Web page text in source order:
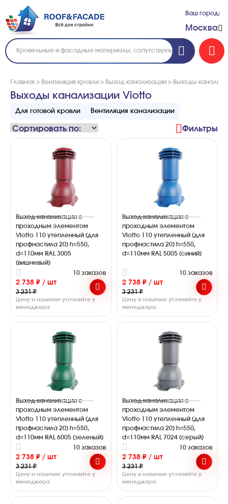
Ваш город:
Москва
Главная > Вентиляция кровли > Выход канализации > Выходы
Выходы канализации Viotto
Для готовой кровли Вентиляция канализации
Фильтры
Выход канализации с
проходным элементом
Viotto 110 утепленный (для
профнастила 20) h=550,
d=110мм RAL 3005
(вишневый)
10 заказов
2 738 ₽ / шт
3 231 ₽
Цену и наличие уточняйте у
менеджера
Выход канализации с
проходным элементом
Viotto 110 утепленный (для
профнастила 20) h=550,
d=110мм RAL 5005 (синий)
10 заказов
2 738 ₽ / шт
3 231 ₽
Цену и наличие уточняйте у
менеджера
Выход канализации с
проходным элементом
Viotto 110 утепленный (для
профнастила 20) h=550,
d=110мм RAL 6005 (зеленый)
10 заказов
2 738 ₽ / шт
3 231 ₽
Цену и наличие уточняйте у
менеджера
Выход канализации с
проходным элементом
Viotto 110 утепленный (для
профнастила 20) h=550,
d=110мм RAL 7024 (серый)
10 заказов
2 738 ₽ / шт
3 231 ₽
Цену и наличие уточняйте у
менеджера